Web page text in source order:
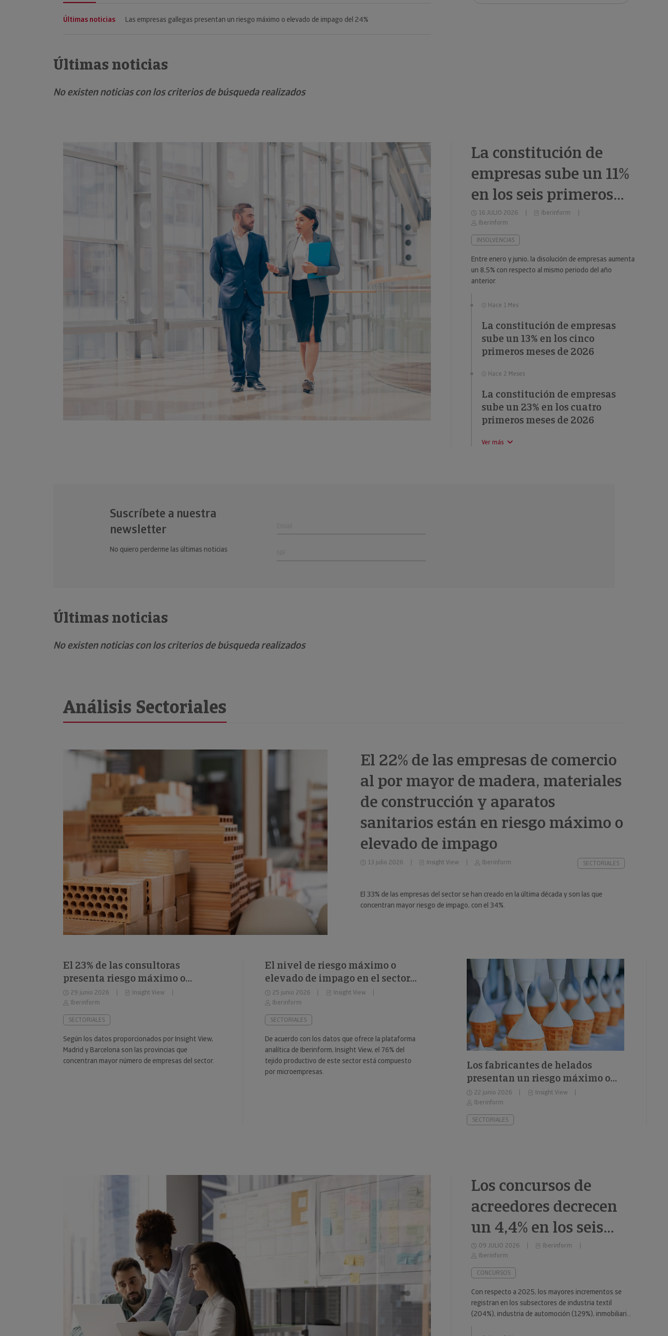
Últimas noticias El importe de las reducciones de capital sube un 4,5% hasta junio
Últimas noticias
No existen noticias con los criterios de búsqueda realizados
La constitución de
empresas sube un 11%
en los seis primeros
meses de 2026
16 JULIO 2026
Iberinform
Iberinform
INSOLVENCIAS
Entre enero y junio, la disolución de empresas aumenta
un 8,5% con respecto al mismo periodo del año
anterior.
Hace 1 Mes
La constitución de empresas
sube un 13% en los cinco
primeros meses de 2026
Hace 2 Meses
La constitución de empresas
sube un 23% en los cuatro
primeros meses de 2026
Ver más
Suscríbete a nuestra
newsletter
No quiero perderme las últimas noticias
Últimas noticias
No existen noticias con los criterios de búsqueda realizados
Análisis Sectoriales
El 22% de las empresas de comercio
al por mayor de madera, materiales
de construcción y aparatos
sanitarios están en riesgo máximo o
elevado de impago
13 julio 2026 Insight View Iberinform SECTORIALES
El 33% de las empresas del sector se han creado en la última década y son las que
concentran mayor riesgo de impago, con el 34%.
El 23% de las consultoras
presenta riesgo máximo o
elevado de impago
29 junio 2026
Insight View
Iberinform
SECTORIALES
Según los datos proporcionados por Insight View,
Madrid y Barcelona son las provincias que
concentran mayor número de empresas del sector.
El nivel de riesgo máximo o
elevado de impago en el sector
del fitness se sitúa en el 34%
25 junio 2026
Insight View
Iberinform
SECTORIALES
De acuerdo con los datos que ofrece la plataforma
analítica de Iberinform, Insight View, el 76% del
tejido productivo de este sector está compuesto
por microempresas.
Los fabricantes de helados
presentan un riesgo máximo o
elevado de impago del 26%
22 junio 2026
Insight View
Iberinform
SECTORIALES
Los concursos de
acreedores decrecen
un 4,4% en los seis
primeros meses de
2026
09 JULIO 2026
Iberinform
Iberinform
CONCURSOS
Con respecto a 2025, los mayores incrementos se
registran en los subsectores de industria textil
(204%), industria de automoción (129%), inmobiliario
(59%), industria metalúrgica (57%) y educación (49%).